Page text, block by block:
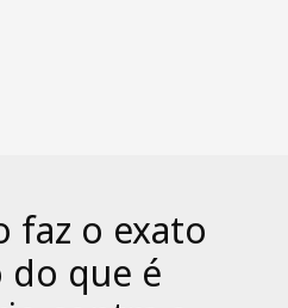
faz o exato
que é